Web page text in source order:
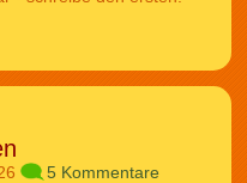
5 Kommentare